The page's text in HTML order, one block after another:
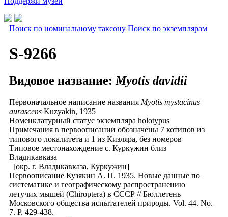
Поиск по номинальному таксону Поиск по экземплярам
S-9266
Видовое название: Myotis davidii
Первоначальное написание названия Myotis mystacinus
aurascens Kuzyakin, 1935
Номенклатурный статус экземпляра holotypus
Примечания в первоописании обозначены 7 котипов из
типового локалитета и 1 из Кизляра, без номеров
Типовое местонахождение с. Куркужин близ
Владикавказа
[окр. г. Владикавказа, Куркужин]
Первоописание Кузякин А. П. 1935. Новые данные по
систематике и географическому распространению
летучих мышей (Chiroptera) в СССР // Бюллетень
Московского общества испытателей природы. Vol. 44. No.
7. P. 429-438.